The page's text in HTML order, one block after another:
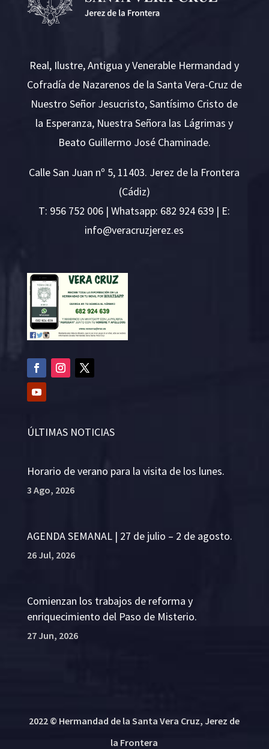
Real, Ilustre, Antigua y Venerable Hermandad y
Cofradía de Nazarenos de la Santa Vera-Cruz de
Nuestro Señor Jesucristo, Santísimo Cristo de
la Esperanza, Nuestra Señora las Lágrimas y
Beato Guillermo José Chaminade.
Calle San Juan nº 5, 11403. Jerez de la Frontera
(Cádiz)
T: 956 752 006 | Whatsapp: 682 924 639 | E:
se.ze
rejzu
rcare
v@ofn
i
ÚLTIMAS NOTICIAS
Horario de verano para la visita de los lunes.
3 Ago, 2026
AGENDA SEMANAL | 27 de julio – 2 de agosto.
26 Jul, 2026
Comienzan los trabajos de reforma y
enriquecimiento del Paso de Misterio.
27 Jun, 2026
2022 © Hermandad de la Santa Vera Cruz, Jerez de
la Frontera